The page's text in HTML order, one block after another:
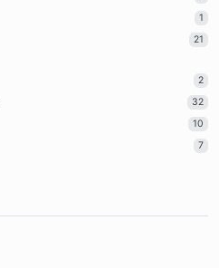
1
21
2
32
10
7